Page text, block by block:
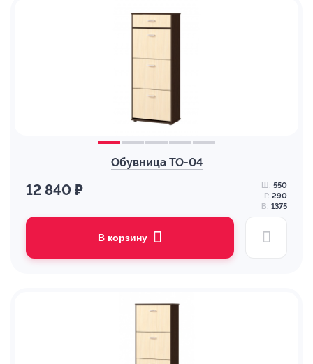
Обувница ТО-04
12 840 ₽ Ш: 550
Г: 290
В: 1375
В корзину